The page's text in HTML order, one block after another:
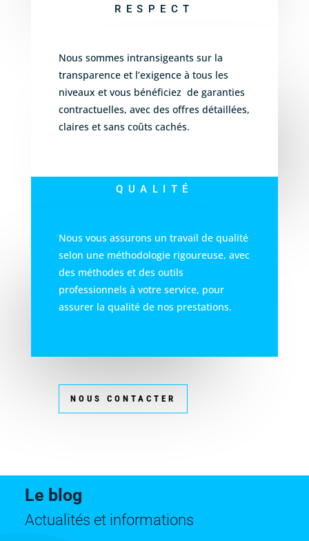
RESPECT
Nous sommes intransigeants sur la
transparence et l’exigence à tous les
niveaux et vous bénéficiez de garanties
contractuelles, avec des offres détaillées,
claires et sans coûts cachés.
QUALITÉ
Nous vous assurons un travail de qualité
selon une méthodologie rigoureuse, avec
des méthodes et des outils
professionnels à votre service, pour
assurer la qualité de nos prestations.
NOUS CONTACTER
Le blog
Actualités et informations